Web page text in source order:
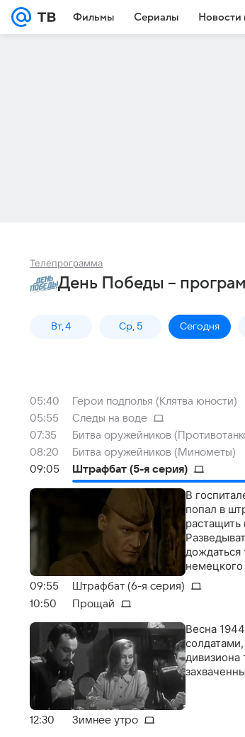
Фильмы Сериалы Новости
Телепрограмма
День Победы –
Вт, 4 Ср, 5 Сегодня
05:40
Герои подполья (Клятва юности)
05:55
Следы на воде
07:35
Битва оружейников
08:20
Битва оружейников (Минометы)
09:05
Штрафбат (5-я серия)
В
попал в
растащить
дождаться
09:55
Штрафбат (6-я серия)
10:50
Прощай
Весна
дивизиона
12:30 Зимнее утро